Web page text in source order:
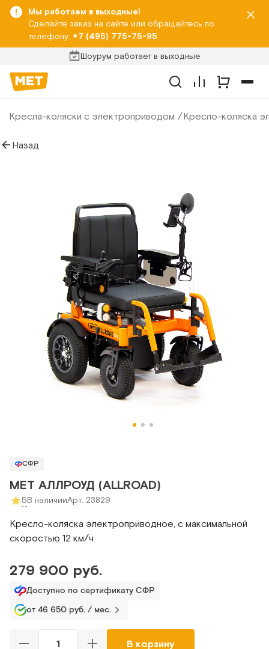
Мы работаем в выходные!
Сделайте заказ на сайте или обращайтесь по
телефону: +7 (495) 775-75-95
Шоурум работает в выходные
Кресла-коляски с электроприводом Кресло-коляска
Назад
СФР
MET АЛЛРОУД (ALLROAD)
5В наличииАрт. 23829
Кресло-коляска электроприводное, с максимальной
скоростью 12 км/ч
279 900 руб.
Доступно по сертификату СФР
от 46 650 руб. / мес.
В корзину